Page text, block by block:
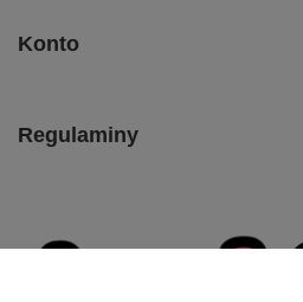
Konto
Regulaminy